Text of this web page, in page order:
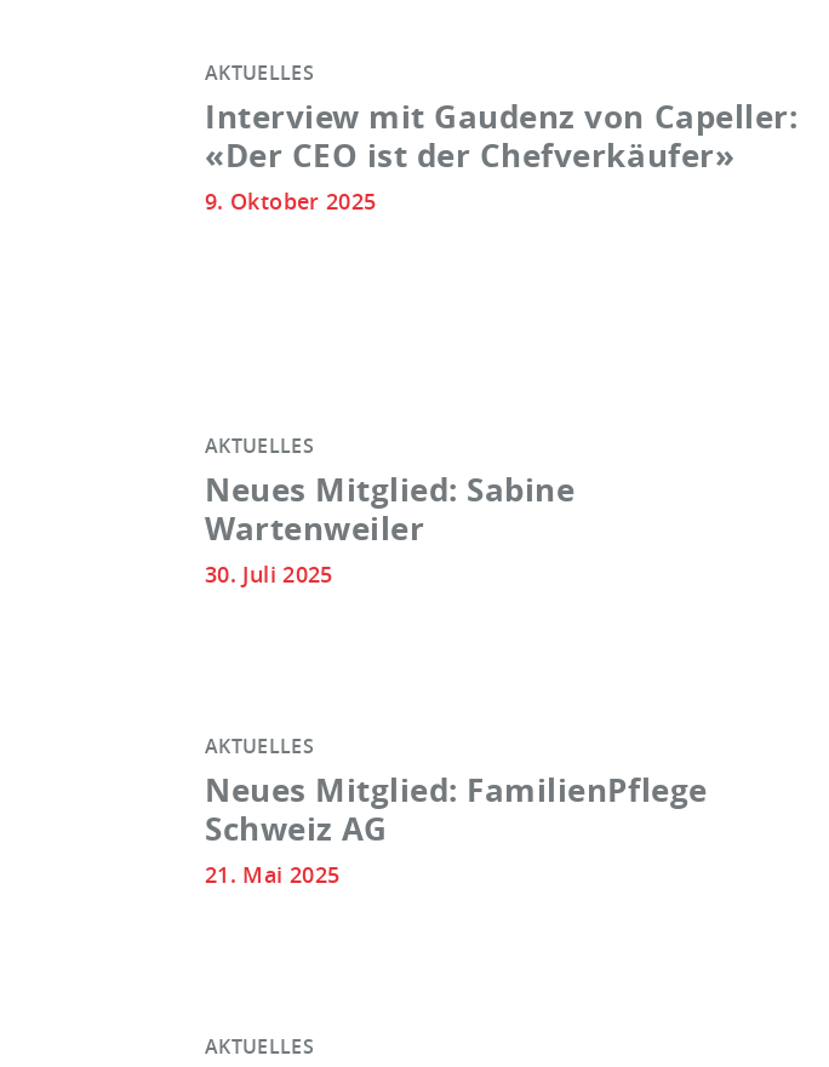
AKTUELLES
Interview mit Gaudenz von Capeller:
«Der CEO ist der Chefverkäufer»
9. Oktober 2025
AKTUELLES
Neues Mitglied: Sabine
Wartenweiler
30. Juli 2025
AKTUELLES
Neues Mitglied: FamilienPflege
Schweiz AG
21. Mai 2025
AKTUELLES